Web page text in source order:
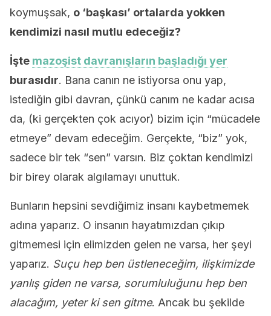
koymuşsak, o ‘başkası’ ortalarda yokken
kendimizi nasıl mutlu edeceğiz?
İşte mazoşist davranışların başladığı yer
burasıdır. Bana canın ne istiyorsa onu yap,
istediğin gibi davran, çünkü canım ne kadar acısa
da, (ki gerçekten çok acıyor) bizim için “mücadele
etmeye” devam edeceğim. Gerçekte, “biz” yok,
sadece bir tek “sen” varsın. Biz çoktan kendimizi
bir birey olarak algılamayı unuttuk.
Bunların hepsini sevdiğimiz insanı kaybetmemek
adına yaparız. O insanın hayatımızdan çıkıp
gitmemesi için elimizden gelen ne varsa, her şeyi
yaparız. Suçu hep ben üstleneceğim, ilişkimizde
yanlış giden ne varsa, sorumluluğunu hep ben
alacağım, yeter ki sen gitme. Ancak bu şekilde